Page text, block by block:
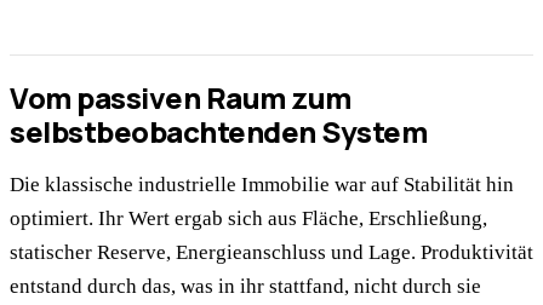
Vom passiven Raum zum
selbstbeobachtenden System
Die klassische industrielle Immobilie war auf Stabilität hin
optimiert. Ihr Wert ergab sich aus Fläche, Erschließung,
statischer Reserve, Energieanschluss und Lage. Produktivität
entstand durch das, was in ihr stattfand, nicht durch sie